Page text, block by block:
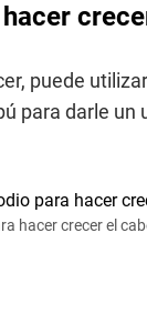
puede
para darle
hacer crecer el